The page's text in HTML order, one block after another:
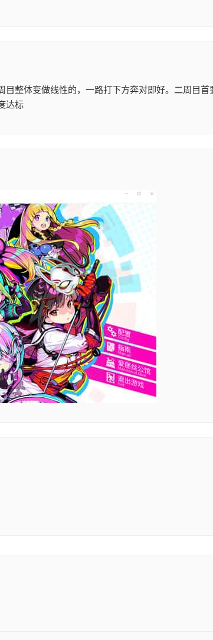
整体变做线性的，一路打下方奔对即好。二周目
达标